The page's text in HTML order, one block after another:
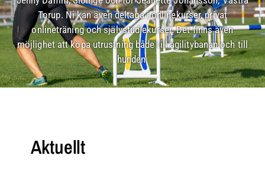
Torup. Ni kan även deltaga i onlinekurser, privat
onlineträning och självstudiekurser. Det finns även
möjlighet att köpa utrustning både till agilitybanan och till
hunden.
Aktuellt